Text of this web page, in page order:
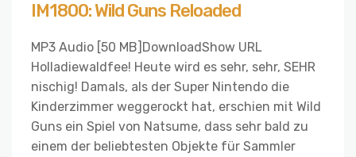
IM1800: Wild Guns Reloaded
MP3 Audio [50 MB]DownloadShow URL
Holladiewaldfee! Heute wird es sehr, sehr, SEHR
nischig! Damals, als der Super Nintendo die
Kinderzimmer weggerockt hat, erschien mit Wild
Guns ein Spiel von Natsume, dass sehr bald zu
einem der beliebtesten Objekte für Sammler